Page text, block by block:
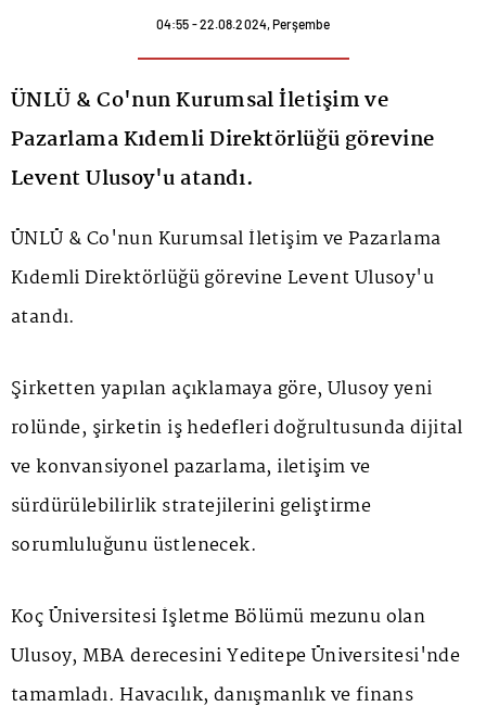
04:55 - 22.08.2024, Perşembe
ÜNLÜ & Co'nun Kurumsal İletişim ve
Pazarlama Kıdemli Direktörlüğü görevine
Levent Ulusoy'u atandı.
ÜNLÜ & Co'nun Kurumsal İletişim ve Pazarlama
Kıdemli Direktörlüğü görevine Levent Ulusoy'u
atandı.
Şirketten yapılan açıklamaya göre, Ulusoy yeni
rolünde, şirketin iş hedefleri doğrultusunda dijital
ve konvansiyonel pazarlama, iletişim ve
sürdürülebilirlik stratejilerini geliştirme
sorumluluğunu üstlenecek.
Koç Üniversitesi İşletme Bölümü mezunu olan
Ulusoy, MBA derecesini Yeditepe Üniversitesi'nde
tamamladı. Havacılık, danışmanlık ve finans